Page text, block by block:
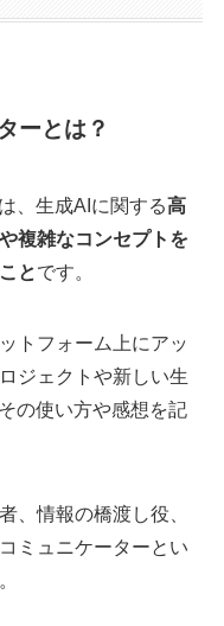
ーとは？
、生成AIに関する高
複雑なコンセプトを
とです。
トフォーム上にアッ
ジェクトや新しい生
の使い方や感想を記
、情報の橋渡し役、
ミュニケーターとい